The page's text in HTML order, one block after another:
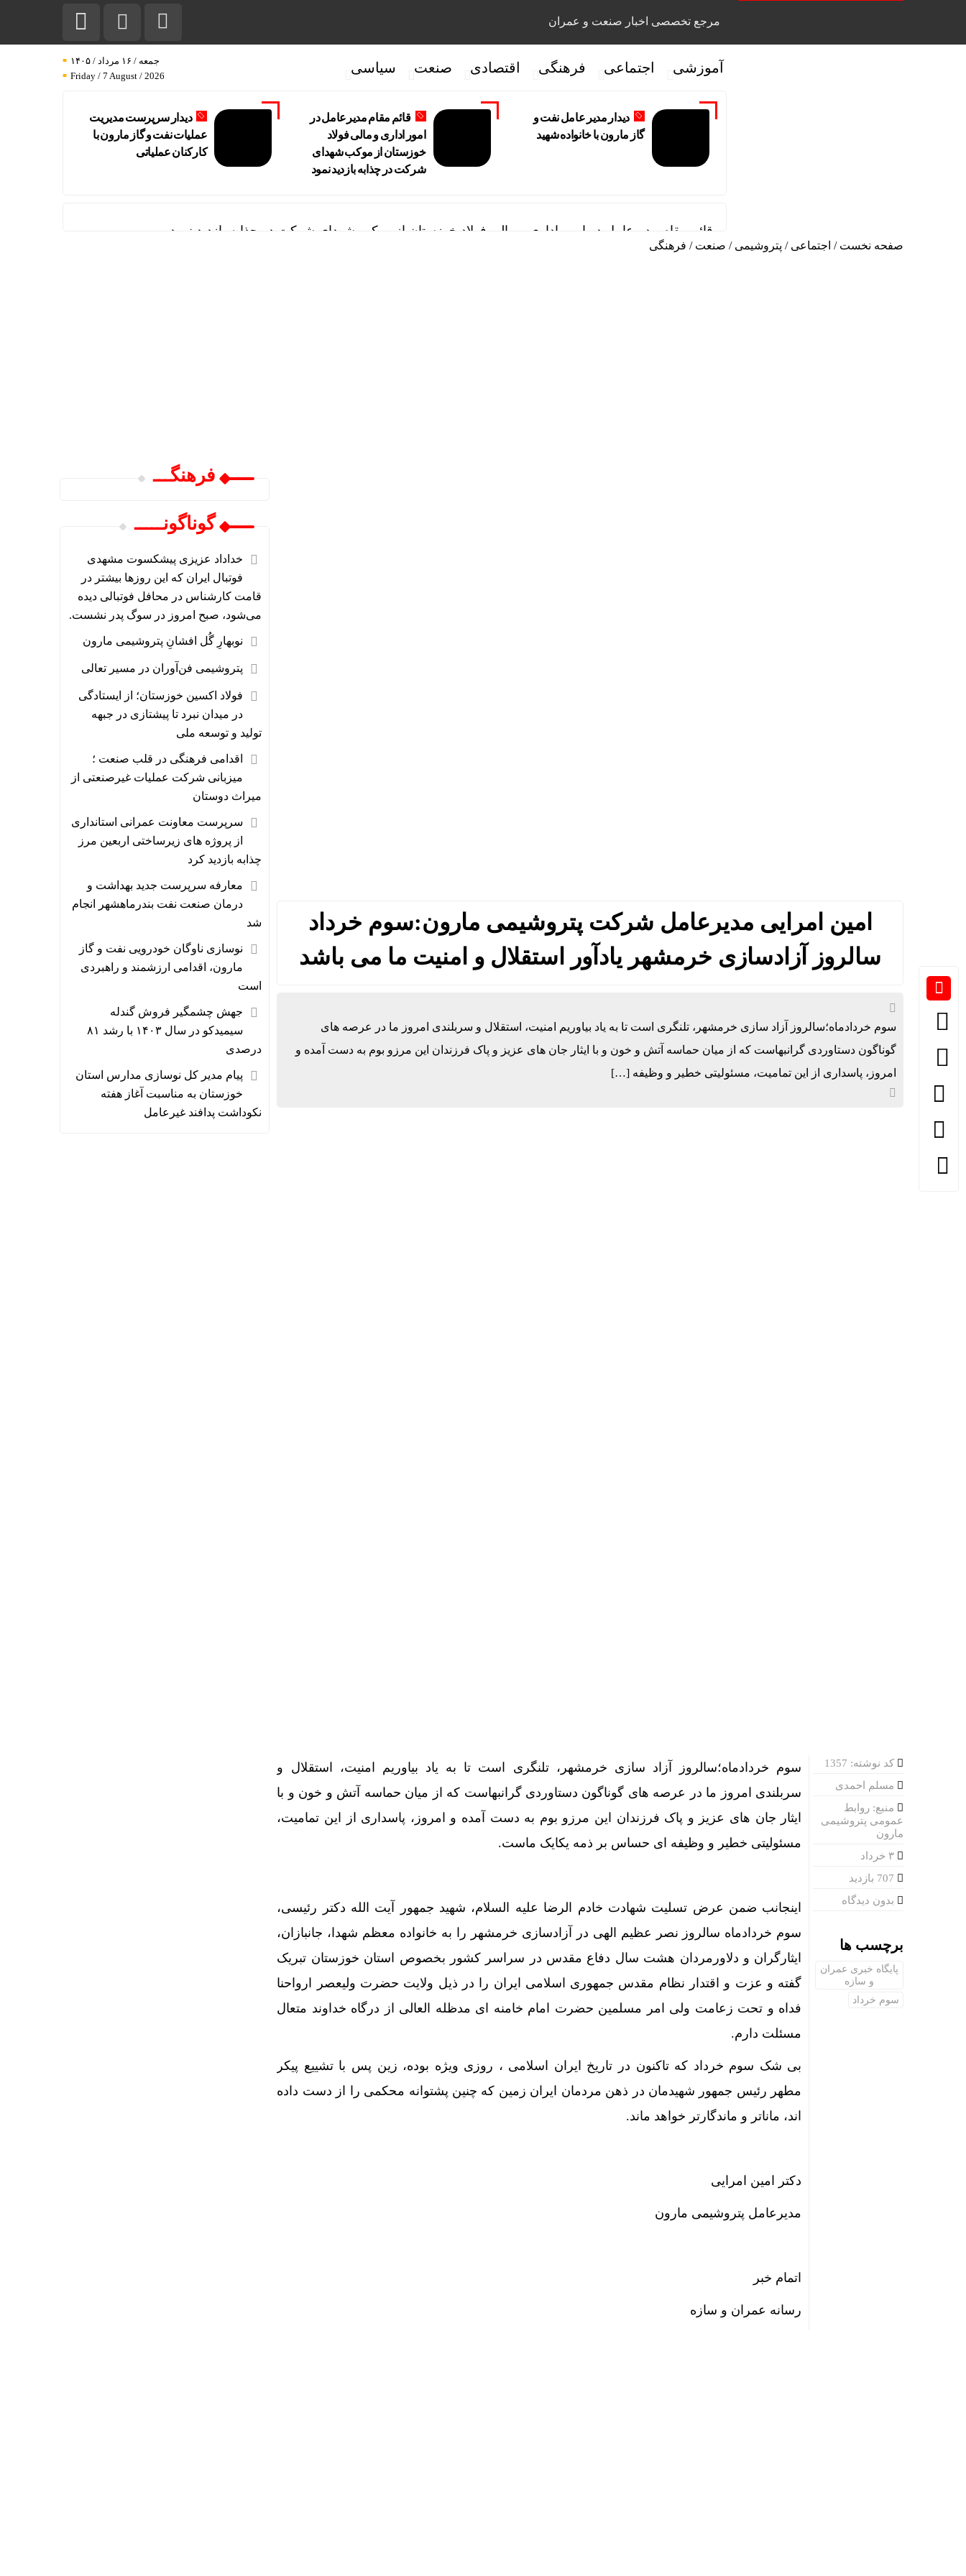
مرجع تخصصی اخبار صنعت و عمران
آموزشی اجتماعی فرهنگی اقتصادی صنعت سیاسی
جمعه / ۱۶ مرداد / ۱۴۰۵
Friday / 7 August / 2026
دیدار مدیر عامل نفت و
گاز مارون با خانواده شهید
قائم مقام مدیرعامل در
امور اداری و مالی فولاد
خوزستان از موکب شهدای
شرکت در چذابه بازدید نمود
دیدار سرپرست مدیریت
عملیات نفت و گاز مارون با
کارکنان عملیاتی
قائم مقام مدیرعامل در امور اداری و مالی فولاد خوزستان از موکب شهدای شرکت در چذابه بازدید نمود
صفحه نخست / اجتماعی / پتروشیمی / صنعت / فرهنگی
امین امرایی مدیرعامل شرکت پتروشیمی مارون:سوم خرداد
سالروز آزادسازی خرمشهر یادآور استقلال و امنیت ما می باشد
سوم خردادماه؛سالروز آزاد سازی خرمشهر، تلنگری است تا به یاد بیاوریم امنیت، استقلال و سربلندی امروز ما در عرصه های
گوناگون دستاوردی گرانبهاست که از میان حماسه آتش و خون و با ایثار جان های عزیز و پاک فرزندان این مرزو بوم به دست آمده و
امروز، پاسداری از این تمامیت، مسئولیتی خطیر و وظیفه […]
کد نوشته: 1357
مسلم احمدی
منبع: روابط
عمومی پتروشیمی
مارون
بدون دیدگاه
برچسب ها
پایگاه خبری عمران
و سازه
سوم خرداد
سوم خردادماه؛سالروز آزاد سازی خرمشهر، تلنگری است تا به یاد بیاوریم امنیت، استقلال و
سربلندی امروز ما در عرصه های گوناگون دستاوردی گرانبهاست که از میان حماسه آتش و خون و با
ایثار جان های عزیز و پاک فرزندان این مرزو بوم به دست آمده و امروز، پاسداری از این تمامیت،
مسئولیتی خطیر و وظیفه ای حساس بر ذمه یکایک ماست.
اینجانب ضمن عرض تسلیت شهادت خادم الرضا علیه السلام، شهید جمهور آیت الله دکتر رئیسی،
سوم خردادماه سالروز نصر عظیم الهی در آزادسازی خرمشهر را به خانواده معظم شهدا، جانبازان،
ایثارگران و دلاورمردان هشت سال دفاع مقدس در سراسر کشور بخصوص استان خوزستان تبریک
گفته و عزت و اقتدار نظام مقدس جمهوری اسلامی ایران را در ذیل ولایت حضرت ولیعصر ارواحنا
فداه و تحت زعامت ولی امر مسلمین حضرت امام خامنه ای مدظله العالی ا‌ز درگاه خداوند متعال
مسئلت دارم.
بی شک سوم خرداد که تاکنون در تاریخ ایران اسلامی ، روزی ویژه بوده، زین پس با تشییع پیکر
مطهر رئیس جمهور شهیدمان در ذهن مردمان ایران زمین که چنین پشتوانه محکمی را از دست داده
اند، ماناتر و ماندگارتر خواهد ماند.
دکتر امین امرایی
مدیرعامل پتروشیمی مارون
اتمام خبر
رسانه عمران و سازه
فرهنگـــ
گوناگونـــــ
خداداد عزیزی پیشکسوت مشهدی
فوتبال ایران که این روزها بیشتر در
قامت کارشناس در محافل فوتبالی دیده
می‌شود، صبح امروز در سوگ پدر نشست.
نوبهارِ گُل افشانِ پتروشیمی مارون
پتروشیمی فن‌آوران در مسیر تعالی
فولاد اکسین خوزستان؛ از ایستادگی
در میدان نبرد تا پیشتازی در جبهه
تولید و توسعه ملی
اقدامی فرهنگی در قلب صنعت ؛
میزبانی شرکت عملیات غیرصنعتی از
میراث دوستان
سرپرست معاونت عمرانی استانداری
از پروژه های زیرساختی اربعین مرز
چذابه بازدید کرد
معارفه سرپرست جدید بهداشت و
درمان صنعت نفت بندرماهشهر انجام
شد
نوسازی ناوگان خودرویی نفت و گاز
مارون، اقدامی ارزشمند و راهبردی
است
جهش چشمگیر فروش گندله
سیمیدکو در سال ۱۴۰۳ با رشد ۸۱
درصدی
پیام مدیر کل نوسازی مدارس استان
خوزستان به مناسبت آغاز هفته
نکوداشت پدافند غیرعامل